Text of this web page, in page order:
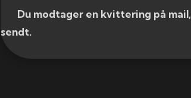
Du modtager en kvittering på
sendt.​